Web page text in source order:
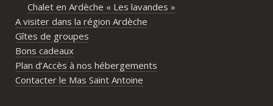
nombreux conseils utiles, aussi bien pour
les prestataires que pour l’organisation
générale de l’événement.Tout a été
simple, fluide et agréable. Les
recommandations données sur place
étaient excellentes et nous ont permis
Chalet en Ardèche « Les lavandes »
A visiter dans la région Ardèche
Gîtes de groupes
Bons cadeaux
Plan d’Accès à nos hébergements
Contacter le Mas Saint Antoine